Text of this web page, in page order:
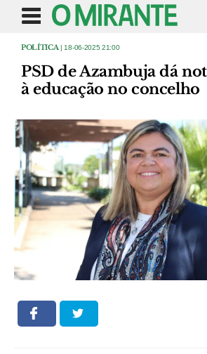
POLÍTICA | 18-06-2025 21:00
PSD de Azambuja dá
à educação no concelho